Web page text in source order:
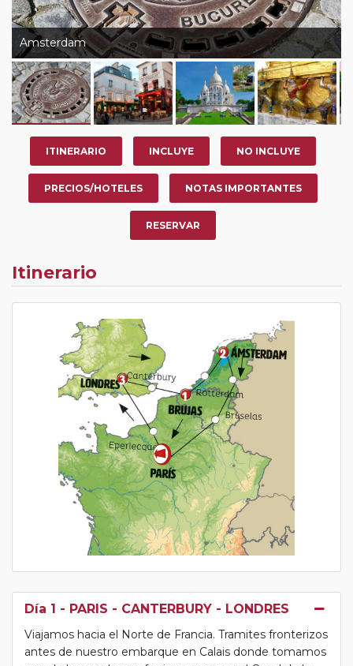
otro circuito del mismo proveedor no se abonará este
suplemento.
Amsterdam
ITINERARIO INCLUYE NO INCLUYE
PRECIOS/HOTELES NOTAS IMPORTANTES
RESERVAR
Itinerario
Día 1 - PARIS - CANTERBURY - LONDRES
Viajamos hacia el Norte de Francia. Tramites fronterizos
antes de nuestro embarque en Calais donde tomamos